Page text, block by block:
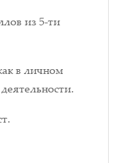
из 5-ти
в личном